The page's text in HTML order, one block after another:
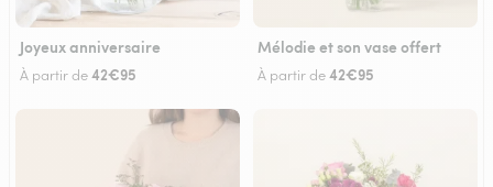
Joyeux anniversaire
À partir de42€95
Mélodie et son vase offert
À partir de42€95